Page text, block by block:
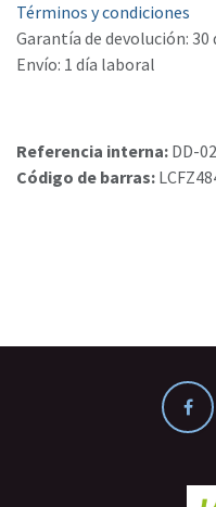
Términos y condiciones
Garantía de devolución: 30
Envío: 1 día laboral
Referencia interna: DD-
Código de barras: